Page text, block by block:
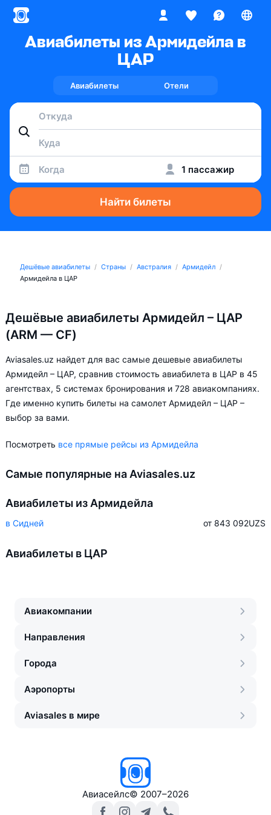
Авиабилеты из Армидейла в
ЦАР
Авиабилеты Отели
Когда 1 пассажир
Найти билеты
Дешёвые авиабилеты Страны Австралия
Армидейл
Армидейла в ЦАР
Дешёвые авиабилеты Армидейл – ЦАР
(ARM — CF)
Aviasales.uz найдет для вас самые дешевые авиабилеты
Армидейл – ЦАР, сравнив стоимость авиабилета в ЦАР в 45
агентствах, 5 системах бронирования и 728 авиакомпаниях.
Где именно купить билеты на самолет Армидейл – ЦАР –
выбор за вами.
Посмотреть все прямые рейсы из Армидейла
Самые популярные на Aviasales.uz
Авиабилеты из Армидейла
в Сидней от 843 092UZS
Авиабилеты в ЦАР
Авиакомпании
Направления
Города
Аэропорты
Aviasales в мире
Авиасейлс© 2007–2026